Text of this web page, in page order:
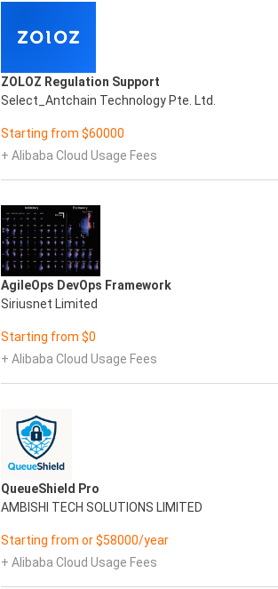
ZOLOZ Regulation Support
Select_Antchain Technology Pte. Ltd.
Starting from $60000
+ Alibaba Cloud Usage Fees
AgileOps DevOps Framework
Siriusnet Limited
Starting from $0
+ Alibaba Cloud Usage Fees
QueueShield Pro
AMBISHI TECH SOLUTIONS LIMITED
Starting from or $58000/year
+ Alibaba Cloud Usage Fees